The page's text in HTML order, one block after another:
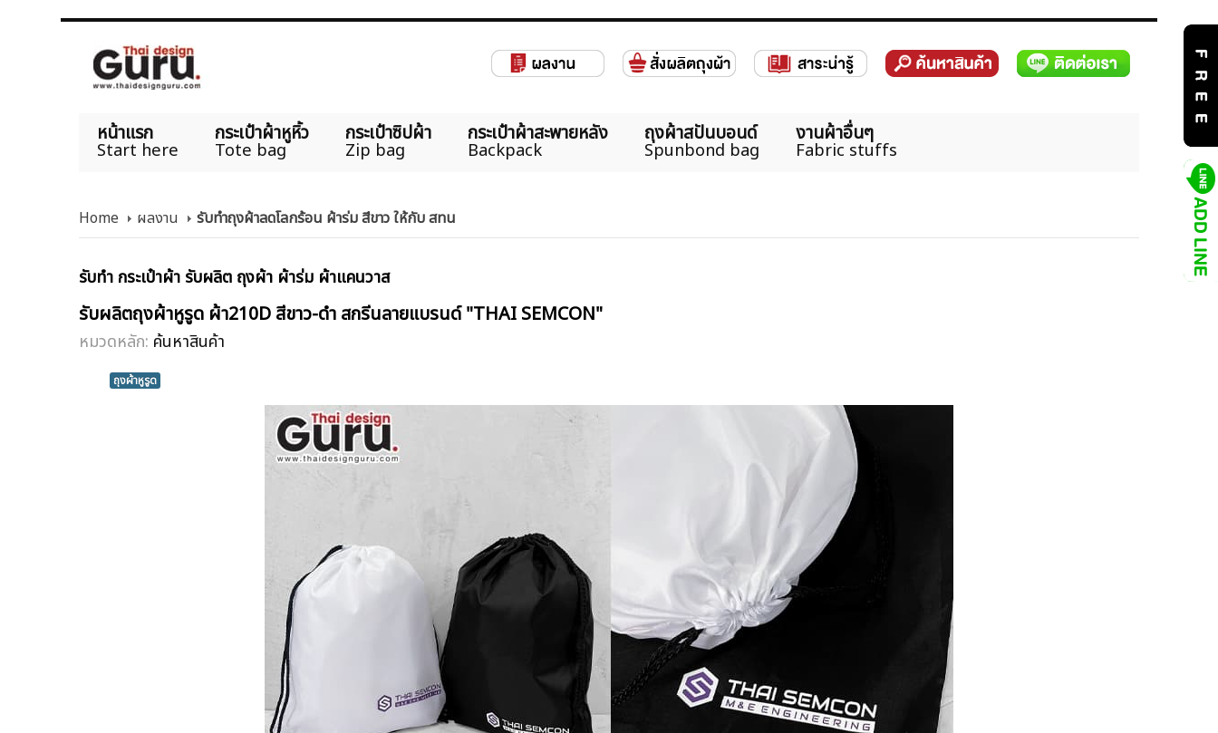
หน้าแรก
Start here
กระเป๋าผ้าหูหิ้ว
Tote bag
กระเป๋าซิปผ้า
Zip bag
กระเป๋าผ้าสะพายหลัง
Backpack
ถุงผ้าสปันบอนด์
Spunbond bag
งานผ้าอื่นๆ
Fabric stuffs
Home ผลงาน รับทำถุงผ้าลดโลกร้อน ผ้าร่ม สีขาว ให้กับ สทน
รับทำ กระเป๋าผ้า รับผลิต ถุงผ้า ผ้าร่ม ผ้าแคนวาส
รับผลิตถุงผ้าหูรูด ผ้า210D สีขาว-ดำ สกรีนลายแบรนด์ "THAI SEMCON"
หมวดหลัก: ค้นหาสินค้า
ถุงผ้าหูรูด